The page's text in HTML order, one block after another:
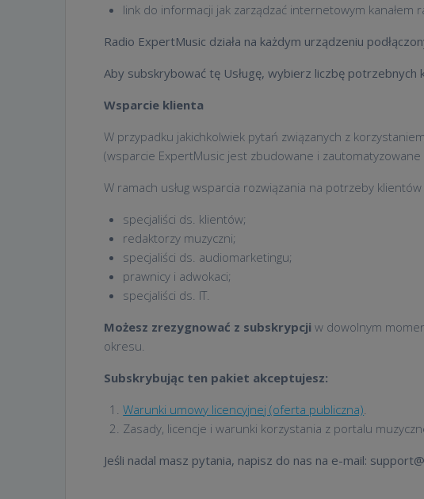
link do informacji jak zarządzać internetowym kanałem
Radio ExpertMusic działa na każdym urządzeniu
Aby subskrybować tę Usługę, wybierz liczbę potrzebnych
Wsparcie klienta
W przypadku jakichkolwiek pytań związanych z
(wsparcie ExpertMusic jest zbudowane i zautomatyzowane
W ramach usług wsparcia rozwiązania na potrzeby
specjaliści ds. klientów;
redaktorzy muzyczni;
specjaliści ds. audiomarketingu;
prawnicy i adwokaci;
specjaliści ds. IT.
Możesz zrezygnować z subskrypcji w dowolnym
okresu.
Subskrybując ten pakiet akceptujesz:
Warunki umowy licencyjnej (oferta publiczna).
Zasady, licencje i warunki korzystania z portalu
Jeśli nadal masz pytania, napisz do nas na e-mail: